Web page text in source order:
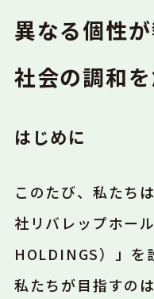
異なる個性
社会の調和を
はじめに
このたび、私たち
社リバレップホー
HOLDINGS）」を
私たちが目指すの